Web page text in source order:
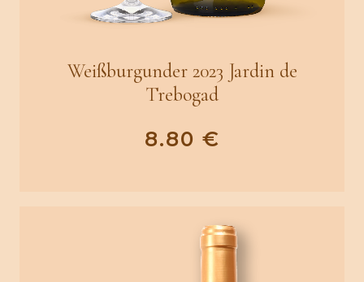
Weißburgunder 2023 Jardin de
Trebogad
8.80 €